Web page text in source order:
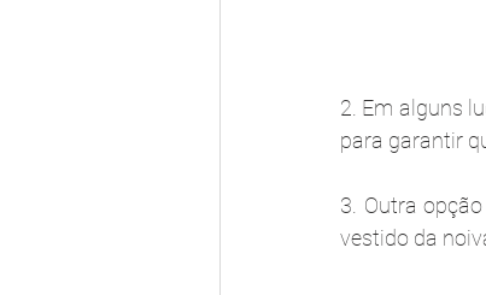
2. Em alguns
para garantir
3. Outra
vestido da